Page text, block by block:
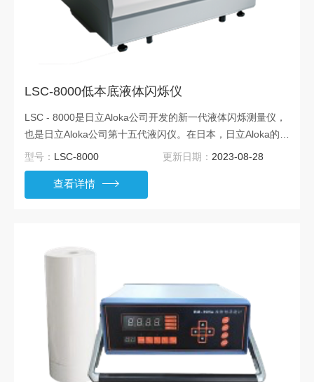
LSC-8000低本底液体闪烁仪
LSC - 8000是日立Aloka公司开发的新一代液体闪烁测量仪，
也是日立Aloka公司第十五代液闪仪。在日本，日立Aloka的液
闪系列长期以来一直被日本文部科学省颁布的[氚分析法]、[液
型号： LSC-8000 更新日期： 2023-08-28
查看详情